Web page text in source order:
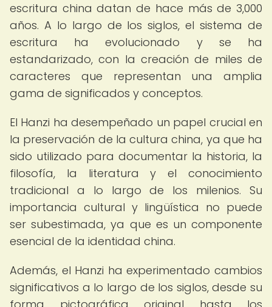
escritura china datan de hace más de 3,000
años. A lo largo de los siglos, el sistema de
escritura ha evolucionado y se ha
estandarizado, con la creación de miles de
caracteres que representan una amplia
gama de significados y conceptos.
El Hanzi ha desempeñado un papel crucial en
la preservación de la cultura china, ya que ha
sido utilizado para documentar la historia, la
filosofía, la literatura y el conocimiento
tradicional a lo largo de los milenios. Su
importancia cultural y lingüística no puede
ser subestimada, ya que es un componente
esencial de la identidad china.
Además, el Hanzi ha experimentado cambios
significativos a lo largo de los siglos, desde su